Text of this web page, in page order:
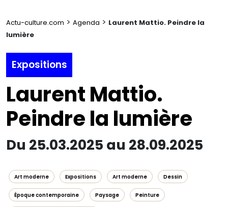
Actu-culture.com > Agenda > Laurent Mattio. Peindre la
lumière
Expositions
Laurent Mattio.
Peindre la lumière
Du 25.03.2025 au 28.09.2025
Art moderne Expositions Art moderne Dessin
Époque contemporaine Paysage Peinture